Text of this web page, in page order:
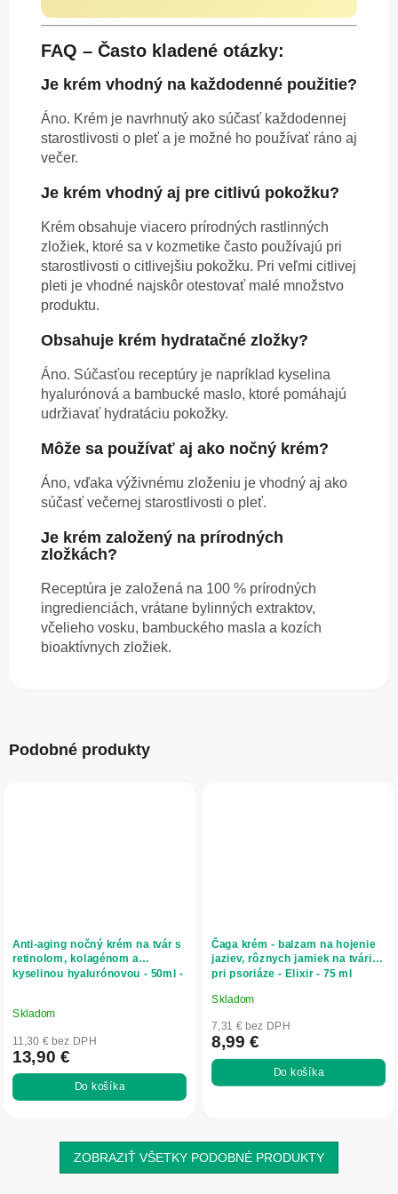
FAQ – Často kladené otázky:
Je krém vhodný na každodenné použitie?
Áno. Krém je navrhnutý ako súčasť každodennej
starostlivosti o pleť a je možné ho používať ráno aj
večer.
Je krém vhodný aj pre citlivú pokožku?
Krém obsahuje viacero prírodných rastlinných
zložiek, ktoré sa v kozmetike často používajú pri
starostlivosti o citlivejšiu pokožku. Pri veľmi citlivej
pleti je vhodné najskôr otestovať malé množstvo
produktu.
Obsahuje krém hydratačné zložky?
Áno. Súčasťou receptúry je napríklad kyselina
hyalurónová a bambucké maslo, ktoré pomáhajú
udržiavať hydratáciu pokožky.
Môže sa používať aj ako nočný krém?
Áno, vďaka výživnému zloženiu je vhodný aj ako
súčasť večernej starostlivosti o pleť.
Je krém založený na prírodných
zložkách?
Receptúra je založená na 100 % prírodných
ingredienciách, vrátane bylinných extraktov,
včelieho vosku, bambuckého masla a kozích
bioaktívnych zložiek.
Podobné produkty
Anti-aging nočný krém na tvár s
retinolom, kolagénom a
kyselinou hyalurónovou - 50ml -
Skladom
11,30 € bez DPH
13,90 €
Do košíka
Čaga krém - balzam na hojenie
jaziev, rôznych jamiek na tvári,
pri psoriáze - Elixir - 75 ml
Priemerné
hodnotenie
produktu
je
Skladom
7,31 € bez DPH
8,99 €
Do košíka
ZOBRAZIŤ VŠETKY PODOBNÉ PRODUKTY